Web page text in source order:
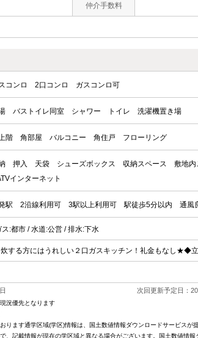
仲介手数料
コンロ 2口コンロ ガスコンロ可
バストイレ同室 シャワー トイレ 洗濯機置き場
階 角部屋 バルコニー 角住戸 フローリング
押入 天袋 シューズボックス 収納スペース 敷地内
インターネット
駅 2沿線利用可 3駅以上利用可 駅徒歩5分以内 通風
ス:都市 / 水道:公営 / 排水:下水
する方にはうれしい２口ガスキッチン！礼金もなし★◆
次回更新予定日：
況優先となります
ります通学区域(学区)情報は、国土数値情報ダウンロードサービス
、記載情報が現在の学区域と異なる場合がございます。国土数値情